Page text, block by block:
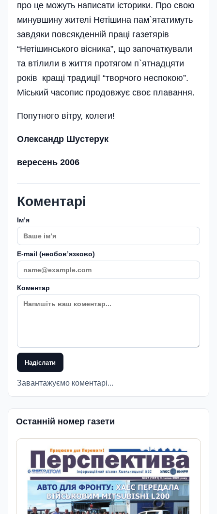
про це можуть написати історики. Про свою
минувшину жителі Нетішина па­м`ятатимуть
завдяки повсякденній праці газетярів
“Нетішинського вісника”, що започаткували
та втілили в життя протягом п`ятнадцяти
років кращі традиції “творчого неспокою”.
Міський часопис продовжує своє плавання.
Попутного вітру, колеги!
Олександр Шустерук
вересень 2006
Коментарі
Імʼя
E-mail (необовʼязково)
Коментар
Надіслати
Завантажуємо коментарі...
Останній номер газети